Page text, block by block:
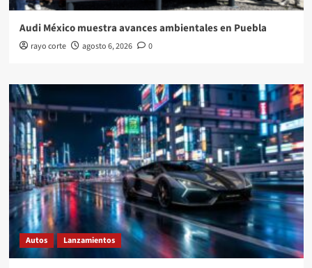
Audi México muestra avances ambientales en Puebla
rayo corte agosto 6, 2026 0
Autos Lanzamientos